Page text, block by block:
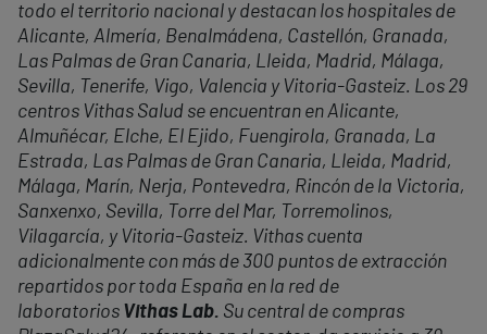
todo el territorio nacional y destacan los hospitales de
Alicante, Almería, Benalmádena, Castellón, Granada,
Las Palmas de Gran Canaria, Lleida, Madrid, Málaga,
Sevilla, Tenerife, Vigo, Valencia y Vitoria-Gasteiz. Los 29
centros Vithas Salud se encuentran en Alicante,
Almuñécar, Elche, El Ejido, Fuengirola, Granada, La
Estrada, Las Palmas de Gran Canaria, Lleida, Madrid,
Málaga, Marín, Nerja, Pontevedra, Rincón de la Victoria,
Sanxenxo, Sevilla, Torre del Mar, Torremolinos,
Vilagarcía, y Vitoria-Gasteiz. Vithas cuenta
adicionalmente con más de 300 puntos de extracción
repartidos por toda España en la red de
laboratorios Vithas Lab. Su central de compras